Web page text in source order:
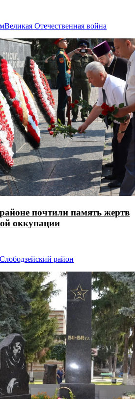
Великая Отечественная война
почтили память жертв
оккупации
Слободзейский район